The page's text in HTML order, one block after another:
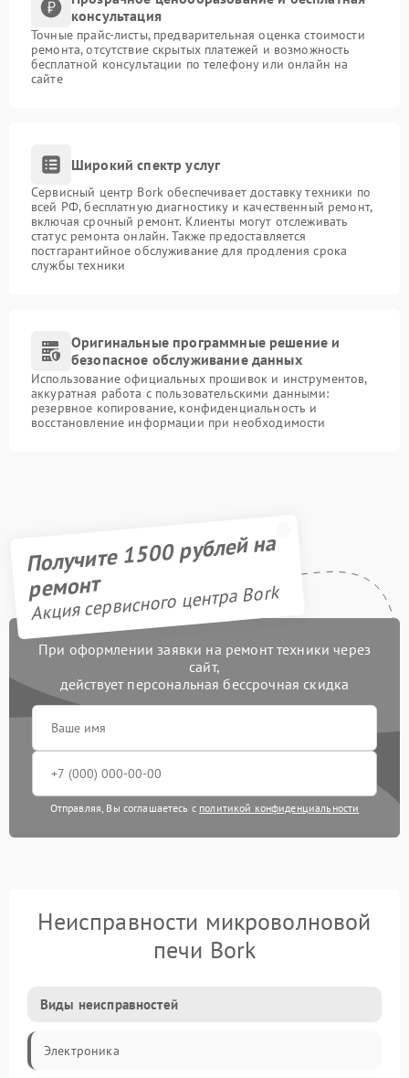
консультация
Точные прайс-листы, предварительная оценка стоимости
ремонта, отсутствие скрытых платежей и возможность
бесплатной консультации по телефону или онлайн на
сайте
Широкий спектр услуг
Сервисный центр Bork обеспечивает доставку техники по
всей РФ, бесплатную диагностику и качественный ремонт,
включая срочный ремонт. Клиенты могут отслеживать
статус ремонта онлайн. Также предоставляется
постгарантийное обслуживание для продления срока
службы техники
Оригинальные программные решение и
безопасное обслуживание данных
Использование официальных прошивок и инструментов,
аккуратная работа с пользовательскими данными:
резервное копирование, конфиденциальность и
восстановление информации при необходимости
Получите 1500 рублей на
ремонт
Акция сервисного центра Bork
При оформлении заявки на ремонт техники через
сайт,
действует персональная бессрочная скидка
Отправляя, Вы соглашаетесь с политикой конфиденциальности
Неисправности микроволновой
печи Bork
Виды неисправностей
Электроника